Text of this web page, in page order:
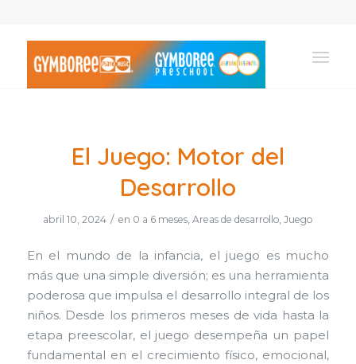
El Juego: Motor del
Desarrollo
abril 10, 2024 / en 0 a 6 meses,Areas de desarrollo,Juego
En el mundo de la infancia, el juego es mucho
más que una simple diversión; es una herramienta
poderosa que impulsa el desarrollo integral de los
niños. Desde los primeros meses de vida hasta la
etapa preescolar, el juego desempeña un papel
fundamental en el crecimiento físico, emocional,